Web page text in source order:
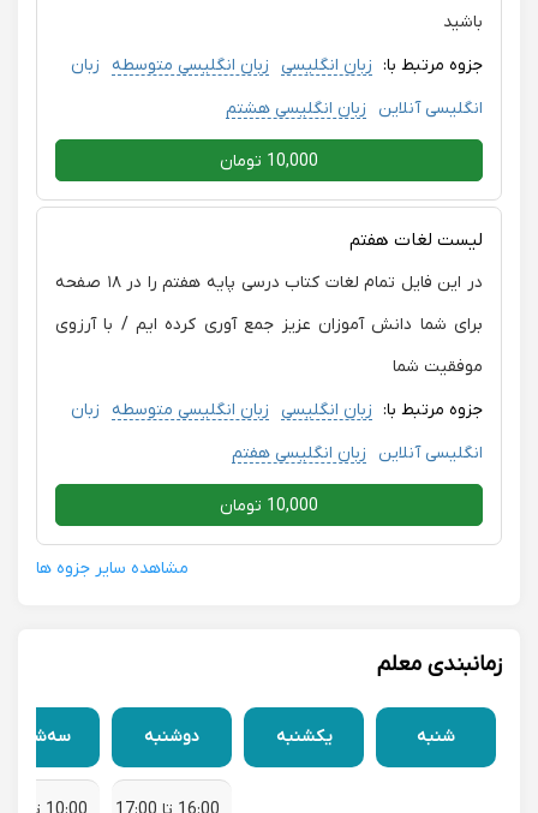
باشید
جزوه مرتبط با: زبان انگلیسی زبان انگلیسی متوسطه
زبان
انگلیسی آنلاین
زبان انگلیسی هشتم
10,000 تومان
لیست لغات هفتم
در این فایل تمام لغات کتاب درسی پایه هفتم را در ۱۸ صفحه
برای شما دانش آموزان عزیز جمع آوری کرده ایم / با آرزوی
موفقیت شما
جزوه مرتبط با: زبان انگلیسی زبان انگلیسی متوسطه
زبان
انگلیسی آنلاین
زبان انگلیسی هفتم
10,000 تومان
مشاهده سایر جزوه ها
زمانبندی معلم
شنبه یکشنبه دوشنبه سه‌شنبه